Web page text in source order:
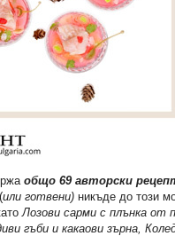
общо 69 авторски
или готвени) никъде до този
Лозови сарми с плънка от
гъби и какаови зърна,